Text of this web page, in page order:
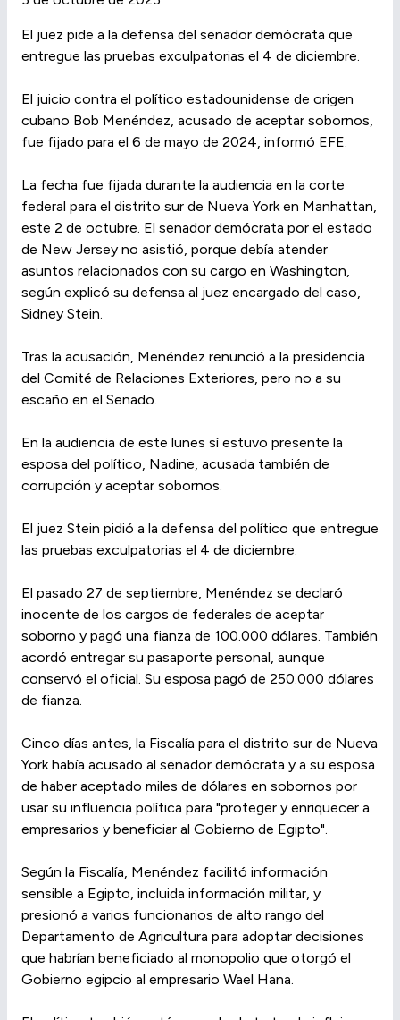
El juez pide a la defensa del senador demócrata que
entregue las pruebas exculpatorias el 4 de diciembre.
El juicio contra el político estadounidense de origen
cubano Bob Menéndez, acusado de aceptar sobornos,
fue fijado para el 6 de mayo de 2024, informó EFE.
La fecha fue fijada durante la audiencia en la corte
federal para el distrito sur de Nueva York en Manhattan,
este 2 de octubre. El senador demócrata por el estado
de New Jersey no asistió, porque debía atender
asuntos relacionados con su cargo en Washington,
según explicó su defensa al juez encargado del caso,
Sidney Stein.
Tras la acusación, Menéndez renunció a la presidencia
del Comité de Relaciones Exteriores, pero no a su
escaño en el Senado.
En la audiencia de este lunes sí estuvo presente la
esposa del político, Nadine, acusada también de
corrupción y aceptar sobornos.
El juez Stein pidió a la defensa del político que entregue
las pruebas exculpatorias el 4 de diciembre.
El pasado 27 de septiembre, Menéndez se declaró
inocente de los cargos de federales de aceptar
soborno y pagó una fianza de 100.000 dólares. También
acordó entregar su pasaporte personal, aunque
conservó el oficial. Su esposa pagó de 250.000 dólares
de fianza.
Cinco días antes, la Fiscalía para el distrito sur de Nueva
York había acusado al senador demócrata y a su esposa
de haber aceptado miles de dólares en sobornos por
usar su influencia política para "proteger y enriquecer a
empresarios y beneficiar al Gobierno de Egipto".
Según la Fiscalía, Menéndez facilitó información
sensible a Egipto, incluida información militar, y
presionó a varios funcionarios de alto rango del
Departamento de Agricultura para adoptar decisiones
que habrían beneficiado al monopolio que otorgó el
Gobierno egipcio al empresario Wael Hana.